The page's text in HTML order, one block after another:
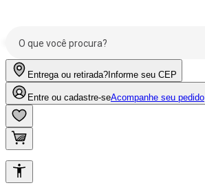
Entrega ou retirada? Informe seu CEP
Entre ou cadastre-seAcompanhe seu pedido